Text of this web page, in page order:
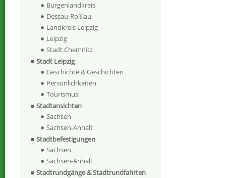
Burgenlandkreis
Dessau-Roßlau
Landkreis Leipzig
Leipzig
Stadt Chemnitz
Stadt Leipzig
Geschichte & Geschichten
Persönlichkeiten
Tourismus
Stadtansichten
Sachsen
Sachsen-Anhalt
Stadtbefestigungen
Sachsen
Sachsen-Anhalt
Stadtrundgänge & Stadtrundfahrten